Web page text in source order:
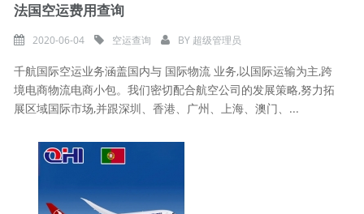
法国空运费用查询
2020-06-04 空运查询 BY 超级管理员
千航国际空运业务涵盖国内与 国际物流 业务,以国际运输为主,跨
境电商物流电商小包。我们密切配合航空公司的发展策略,努力拓
展区域国际市场,并跟深圳、香港、广州、上海、澳门、...